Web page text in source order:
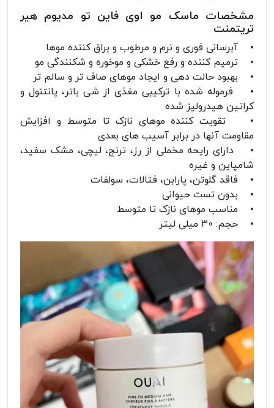
مشخصات ماسک مو اوی فاین تو مدیوم هیر
تریتمنت
• آبرسانی فوری و نرم و مرطوب و براق کننده موها
• ترمیم کننده و رفع خشکی و موخوره و شکنندگی مو
• بهبود حالت دهی و ایجاد موهای صاف تر و سالم تر
• فرموله شده با ترکیبی مغذی از شی باتر، پانتنول و
کراتین هیدرولیز شده
• تقویت کننده موهای نازک تا متوسط و افزایش
مقاومت آنها در برابر آسیب های بعدی
• دارای رایحه مخملی از رز، ترنج، لیچی، مشک سفید،
شامپاین و غیره
• فاقد گلوتن، پارابن، فتالات، سولفات
• بدون تست حیوانی
• مناسب موهای نازک تا متوسط
• حجم: 30 میلی لیتر